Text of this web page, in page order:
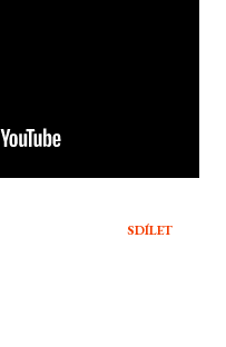
SDÍLET